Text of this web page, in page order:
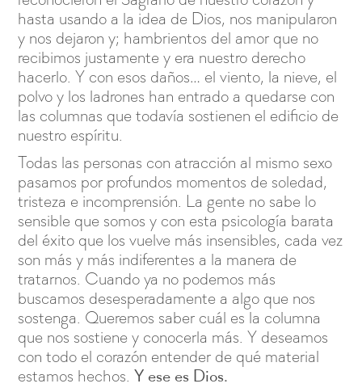
hasta usando a la idea de Dios, nos manipularon
y nos dejaron y; hambrientos del amor que no
recibimos justamente y era nuestro derecho
hacerlo. Y con esos daños… el viento, la nieve, el
polvo y los ladrones han entrado a quedarse con
las columnas que todavía sostienen el edificio de
nuestro espíritu.
Todas las personas con atracción al mismo sexo
pasamos por profundos momentos de soledad,
tristeza e incomprensión. La gente no sabe lo
sensible que somos y con esta psicología barata
del éxito que los vuelve más insensibles, cada vez
son más y más indiferentes a la manera de
tratarnos. Cuando ya no podemos más
buscamos desesperadamente a algo que nos
sostenga. Queremos saber cuál es la columna
que nos sostiene y conocerla más. Y deseamos
con todo el corazón entender de qué material
estamos hechos.Y ese es Dios.